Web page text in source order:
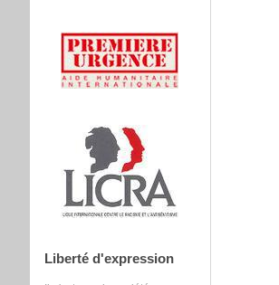
Liberté d'expression